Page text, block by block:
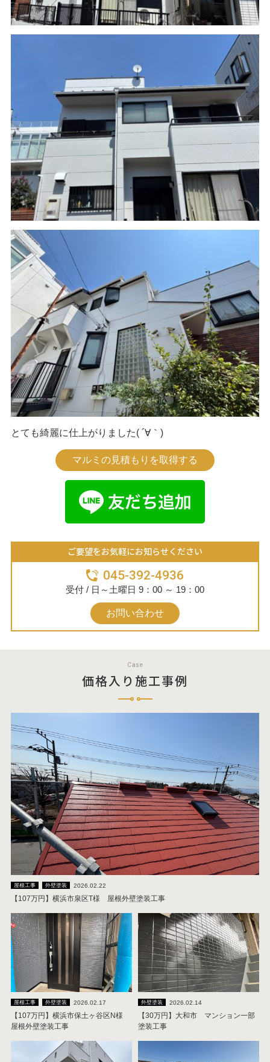
とても綺麗に仕上がりました( ´∀｀)
マルミの見積もりを取得する
ご要望をお気軽にお知らせください
045-392-4936
受付 / 日～土曜日 9：00 ～ 19：00
お問い合わせ
Case
価格入り施工事例
屋根工事 外壁塗装 2026.02.22
【107万円】横浜市泉区T様 屋根外壁塗装工事
屋根工事 外壁塗装 2026.02.17
【107万円】横浜市保土ヶ谷区N様
屋根外壁塗装工事
外壁塗装 2026.02.14
【30万円】大和市 マンション一部
塗装工事